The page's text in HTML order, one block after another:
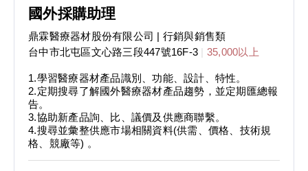
國外採購助理
鼎霖醫療器材股份有限公司 | 行銷與銷售類
台中市北屯區文心路三段447號16F-3
35,000以上
1.學習醫療器材產品識別、功能、設計、特性。
2.定期搜尋了解國外醫療器材產品趨勢，並定期匯總報
告。
3.協助新產品詢、比、議價及供應商聯繫。
4.搜尋並彙整供應市場相關資料(供需、價格、技術規
格、競廠等) 。